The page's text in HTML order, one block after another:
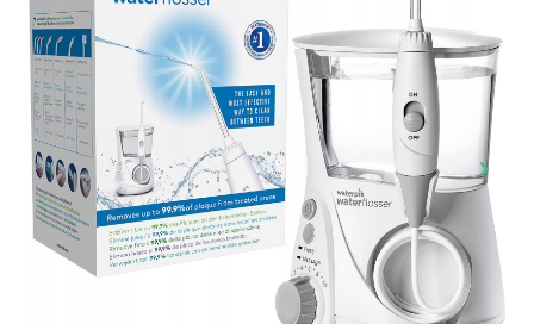
Poprzedni
keyboard_arrow_left keyboard_arrow_right